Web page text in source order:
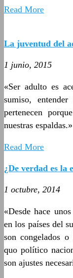
Read More
La juventud del
1 junio, 2015
«Ser adulto es
sumiso,
pertenecen
nuestras
Read More
¿De verdad es la
1 octubre, 2014
«Desde hace
en los países del
son congelados
quo político
son ajustes